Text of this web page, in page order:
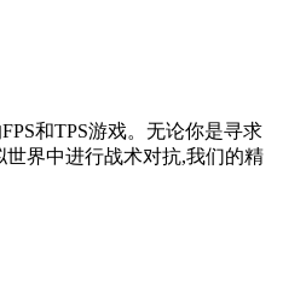
和TPS游戏。无论你是寻求
界中进行战术对抗,我们的精